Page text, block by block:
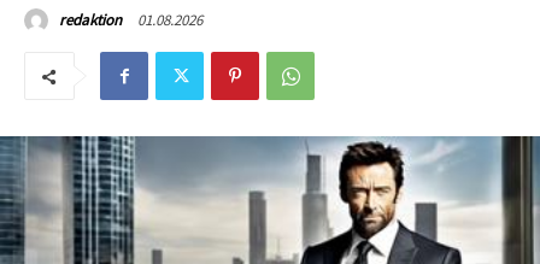
redaktion 01.08.2026